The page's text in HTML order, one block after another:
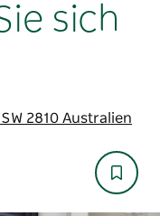
sich
2810 Australien